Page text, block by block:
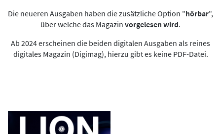
Die neueren Ausgaben haben die zusätzliche Option "hörbar",
über welche das Magazin vorgelesen wird.
Ab 2024 erscheinen die beiden digitalen Ausgaben als reines
digitales Magazin (Digimag), hierzu gibt es keine PDF-Datei.